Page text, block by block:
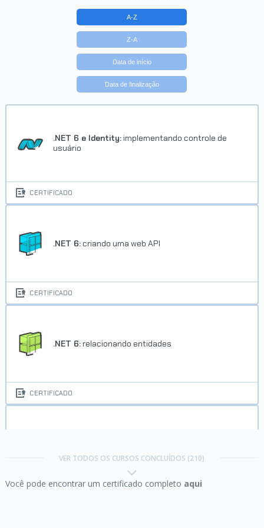
Trilha Gestão Ágil de Projetos
Concluído em 24/12/2025
Concluído em 13/02/2026
A-Z
Z-A
Data de início
Data de finalização
.NET 6 e Identity: implementando controle de
usuário
CERTIFICADO
.NET 6: criando uma web API
CERTIFICADO
.NET 6: relacionando entidades
CERTIFICADO
VER TODOS OS CURSOS CONCLUÍDOS (210)
Você pode encontrar um certificado completo aqui